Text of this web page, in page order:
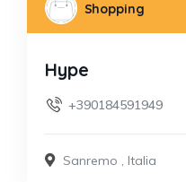
Shopping
Hype
+390184591949
Sanremo , Italia